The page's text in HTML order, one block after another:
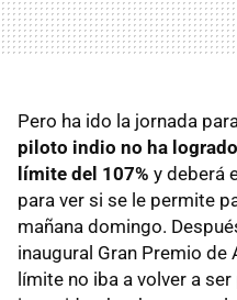
Pero ha ido la jornada
piloto indio no ha
límite del 107% y deberá
para ver si se le permite
mañana domingo.
inaugural Gran Premio de
límite no iba a volver a